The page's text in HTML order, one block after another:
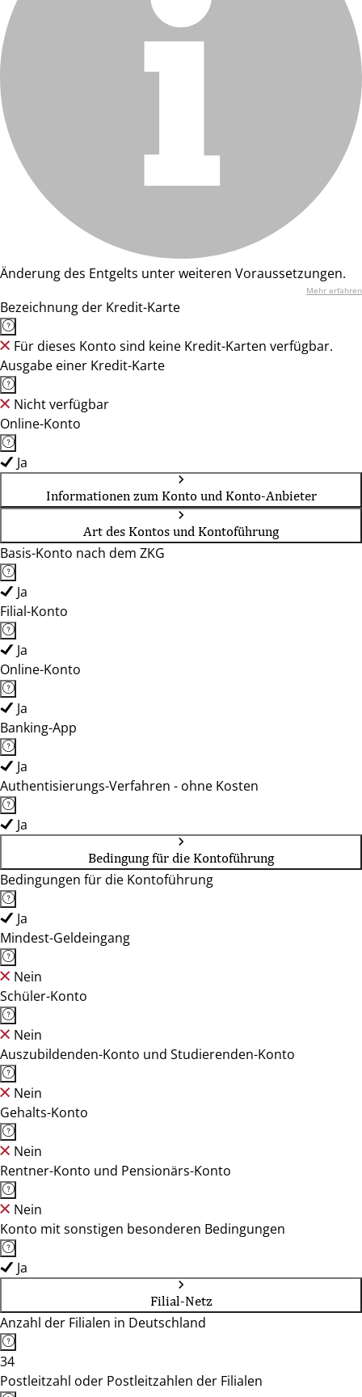
Änderung des Entgelts unter weiteren Voraussetzungen.
Mehr erfahren
Bezeichnung der Kredit-Karte
Für dieses Konto sind keine Kredit-Karten verfügbar.
Ausgabe einer Kredit-Karte
Nicht verfügbar
Online-Konto
Ja
Informationen zum Konto und Konto-Anbieter
Art des Kontos und Kontoführung
Basis-Konto nach dem ZKG
Ja
Filial-Konto
Ja
Online-Konto
Ja
Banking-App
Ja
Authentisierungs-Verfahren - ohne Kosten
Ja
Bedingung für die Kontoführung
Bedingungen für die Kontoführung
Ja
Mindest-Geldeingang
Nein
Schüler-Konto
Nein
Auszubildenden-Konto und Studierenden-Konto
Nein
Gehalts-Konto
Nein
Rentner-Konto und Pensionärs-Konto
Nein
Konto mit sonstigen besonderen Bedingungen
Ja
Filial-Netz
Anzahl der Filialen in Deutschland
34
Postleitzahl oder Postleitzahlen der Filialen